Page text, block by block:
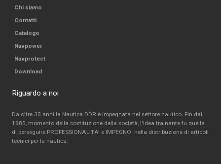
Chi siamo
Contatti
Catalogo
Navpower
Navprotect
Download
Riguardo a noi
Da oltre 35 anni la Nautica DDR è impegnata nel settore nautico. Fin dal
1985, momento della costituzione della società, l'idea trainante fu quella
di perseguire PROFESSIONALITA' e IMPEGNO nella distribuzione di articoli
tecnici per la nautica.